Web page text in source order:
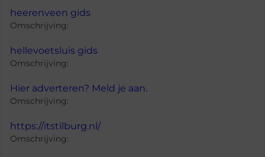
heerenveen gids
Omschrijving:
hellevoetsluis gids
Omschrijving:
Hier adverteren? Meld je aan.
Omschrijving:
https://itstilburg.nl/
Omschrijving: